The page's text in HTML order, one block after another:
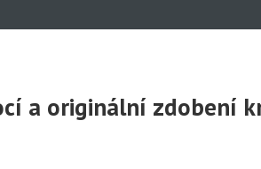
a originální zdobení